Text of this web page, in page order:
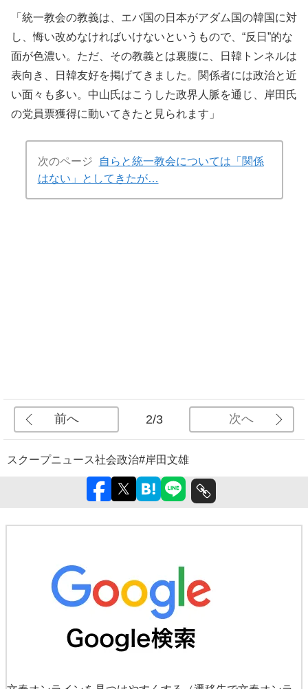
「統一教会の教義は、エバ国の日本がアダム国の韓国に対
し、悔い改めなければいけないというもので、“反日”的な
面が色濃い。ただ、その教義とは裏腹に、日韓トンネルは
表向き、日韓友好を掲げてきました。関係者には政治と近
い面々も多い。中山氏はこうした政界人脈を通じ、岸田氏
の党員票獲得に動いてきたと見られます」
次のページ
自らと統一教会については「関係
はない」としてきたが…
前へ 2/3 次へ
スクープニュース社会政治#岸田文雄